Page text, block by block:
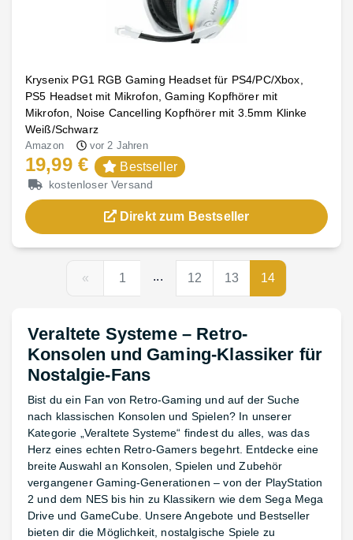
Krysenix PG1 RGB Gaming Headset für PS4/PC/Xbox,
PS5 Headset mit Mikrofon, Gaming Kopfhörer mit
Mikrofon, Noise Cancelling Kopfhörer mit 3.5mm Klinke
Weiß/Schwarz
Amazon vor 2 Jahren
19,99 € Bestseller
kostenloser Versand
Direkt zum Bestseller
« 1 ... 12 13 14
Veraltete Systeme – Retro-
Konsolen und Gaming-Klassiker für
Nostalgie-Fans
Bist du ein Fan von Retro-Gaming und auf der Suche
nach klassischen Konsolen und Spielen? In unserer
Kategorie „Veraltete Systeme“ findest du alles, was das
Herz eines echten Retro-Gamers begehrt. Entdecke eine
breite Auswahl an Konsolen, Spielen und Zubehör
vergangener Gaming-Generationen – von der PlayStation
2 und dem NES bis hin zu Klassikern wie dem Sega Mega
Drive und GameCube. Unsere Angebote und Bestseller
bieten dir die Möglichkeit, nostalgische Spiele zu